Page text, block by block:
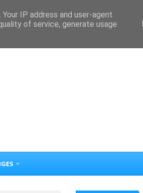
IP address and user-agent
of service, generate usage